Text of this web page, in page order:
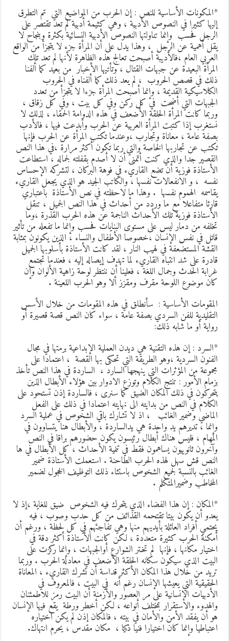
الأساسية للنص : إن الحرب من المواضيع التي تم التطرق
كثيرا في النصوص الأدبية ، وهي كثيمة أدبية لم تعد تقتصر على
فحسب وإنما تناولتها النصوص الأدبية النسائية بكثرة وبنجاح لا
أهمية عن الرجل ، وهذا يدل على أن المرأة جزء لا يتجزأ من الواقع
العام ،فالأديبة أصبحت تعالج هذه الظاهرة لأنها لم تعد تلك
البعيدة عن جبهات القتال ، وتأتيها الأخبار من بعيد كما ألفنا
في قصص الحروب ، لم يعد ذلك كما ألفناه في الحروب
القديمة ، وإنما أصبحت المرأة جزءا لا يتجزأ من تعدد
التي أضحت في كل ركن وفي كل بيت ، وفي كل زقاق ،
كانت المرأة الحلقة الأضعف في هذه الدوامة الحمقاء ، لذلك لا
إذا كتبت المرأة العربية عن الحرب وأبدعت فيها ، فالأدب
عامة ، معاناة وتجارب ،وعندما تكتب المرأة عن الحرب فإنها
عن تجاربها الخاصة والتي ربما تكون أكثر مرارة ،في هذا النص
جدا والذي كنت أتمنى أن لا أصدم بقفلته لجماله ، استطاعت
فوزية أن تضع القاريء في فوهة البركان ، لتشركه الإحساس
، و الانفعالات نفسها ، والكاتب الجيد هو الذي يجعل القاريء
الهموم نفسها . وهذا ما لاحظته في نص الأستاذة باعتباري
متفاعلا مع ما وردد من أحداث في هذا النص الجميل ، تنقل
فوزية تلك الأحداث الناجمة عن هذه الحرب القذرة ،وما
من دمار ليس على مستوى البنايات فحسب وإنما ما تفعله من تأثير
في نفس الإنسان ،خصوصا الأطفال والنساء ، الذين يكونون بمثابة
المستضعفة في لهيب النار ، لقد كانت الأستاذة بأسلوبها الجميل
على شد انتباه القاريء لما تهدف إيصاله إليه ، فعندما تجتمع
الحدث وجمال اللغة ، فعلينا أن ننتظر لوحة زاهية الألوان وإن
موضوع اللوحة مقرف ومقزز ألا وهو الحرب اللعينة .
الأساسية : سأنطلق في هذه المقومات من خلال الأسس
للفن السردي بصفة عامة ، سواء كان النص قصة قصيرة أو
أو ما شابه ذلك:
: إن هذه التقنية هي ديدن العملية الإبداعية برمتها في مجال
السردية ،وهو الطريقة التي تحكى بها القصة ، اعتمادا على
من المؤثرات التي ينهجها السارد ، الساردة في هذا النص تأخذ
الأمور : تنتج الكلام وتوزع الادوار بين هؤلاء الأبطال الذين
في ذلك المكان الضيق كما سنرى ، فالساردة إذن تستحود على
في النص من بدايته الى نهايته اعتمادا في ذلك على الفعل
وضمير الغائب ، اذ لا تشارك باقي الشخوص في عملية السرد
، تديرهم يد واحدة هي يدالساردة ، والأبطال هنا يتساوون في
، فليس هناك أبطال رئيسون يكون حضورهم براقا في النص
ثانوييون يساهمون فقط في تنمية الأحداث ، كل الأبطال في ها
قش سهل لهذه الحرب الطاحنة . استعملت الأستاذة ضمير
بالنسبة لجميع الشخوص باستثاء ذلك التوظيف الخجول لضمير
وضميرالمتكلم .
: إن هذا الفضاء الذي يتحرك فيه الشخوص ضيق للغاية ،إذ لا
أن يكون بيتا تقتحمه القذائف من كل حدب وصوب ، فيه
أفراد العائلة بأيديهم منها وهي تفاجئهم في كل لحظة ، ورغم أن
الحرب كثيرة متعددة ، لكن كانت الأستاذة أكثر دقة في
مكانها ، فإنها لم تختر الشوارع أوالجبهات ، وإنما ركزت على
الذي سيكون سكانه الحلقة الأضعف في معادلة الحرب . وربما
من خلال هذا المكان الأكثر قداسة أن تشرك القاريء ، المعاناة
التي يعيشها الإنسان رغم أنه في البيت ، فالمعروف في
الإنسانية على مر العصور والأزمنة أن البيت رمز للاطمئنان
والاستقرار بمختلف أنواعه ، لكن أخطر ورطة يقع فيها الإنسان
أن يفقد الأمن والأمان في بيته ، فالمكان إذن لم يكن اختياره
وإنما كان اختيارا فنيا ذكيا ، مكان مقدس ، يحرم انتهاك.